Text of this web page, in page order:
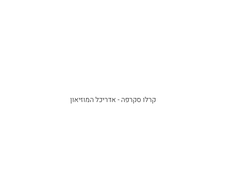
קרלו סקרפה - אדריכל המוזיאון